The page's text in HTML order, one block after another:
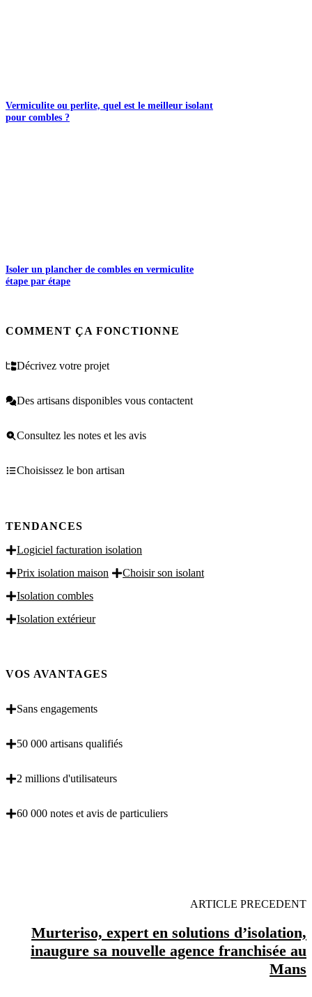
Vermiculite ou perlite, quel est le meilleur isolant
pour combles ?
Isoler un plancher de combles en vermiculite
étape par étape
COMMENT ÇA FONCTIONNE
Décrivez votre projet
Des artisans disponibles vous contactent
Consultez les notes et les avis
Choisissez le bon artisan
TENDANCES
Logiciel facturation isolation
Prix isolation maison
Choisir son isolant
Isolation combles
Isolation extérieur
VOS AVANTAGES
Sans engagements
50 000 artisans qualifiés
2 millions d'utilisateurs
60 000 notes et avis de particuliers
ARTICLE PRECEDENT
Murteriso, expert en solutions d’isolation,
inaugure sa nouvelle agence franchisée au
Mans